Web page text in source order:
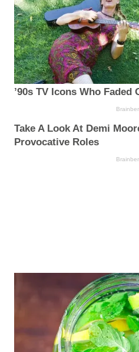
’90s TV Icons Who Faded
Take A Look At Demi
Provocative Roles